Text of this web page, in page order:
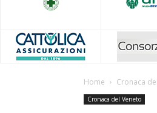
Home Cronaca
Cronaca del Veneto